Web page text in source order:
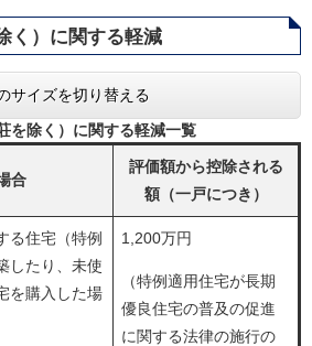
）に関する軽減
サイズを切り替える
を除く）に関する軽減一覧
合
評価額から控除される
額（一戸につき）
る住宅（特例
したり、未使
を購入した場
1,200万円
（特例適用住宅が長期
優良住宅の普及の促進
に関する法律の施行の